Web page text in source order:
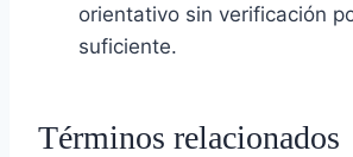
orientativo sin verificación
suficiente.
Términos relacionados